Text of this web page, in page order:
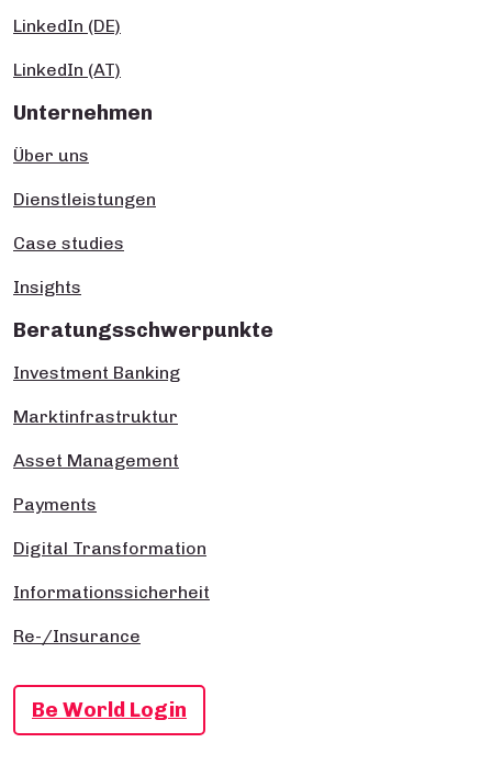
LinkedIn (DE)
LinkedIn (AT)
Unternehmen
Über uns
Dienstleistungen
Case studies
Insights
Beratungsschwerpunkte
Investment Banking
Marktinfrastruktur
Asset Management
Payments
Digital Transformation
Informationssicherheit
Re-/Insurance
Be World Login